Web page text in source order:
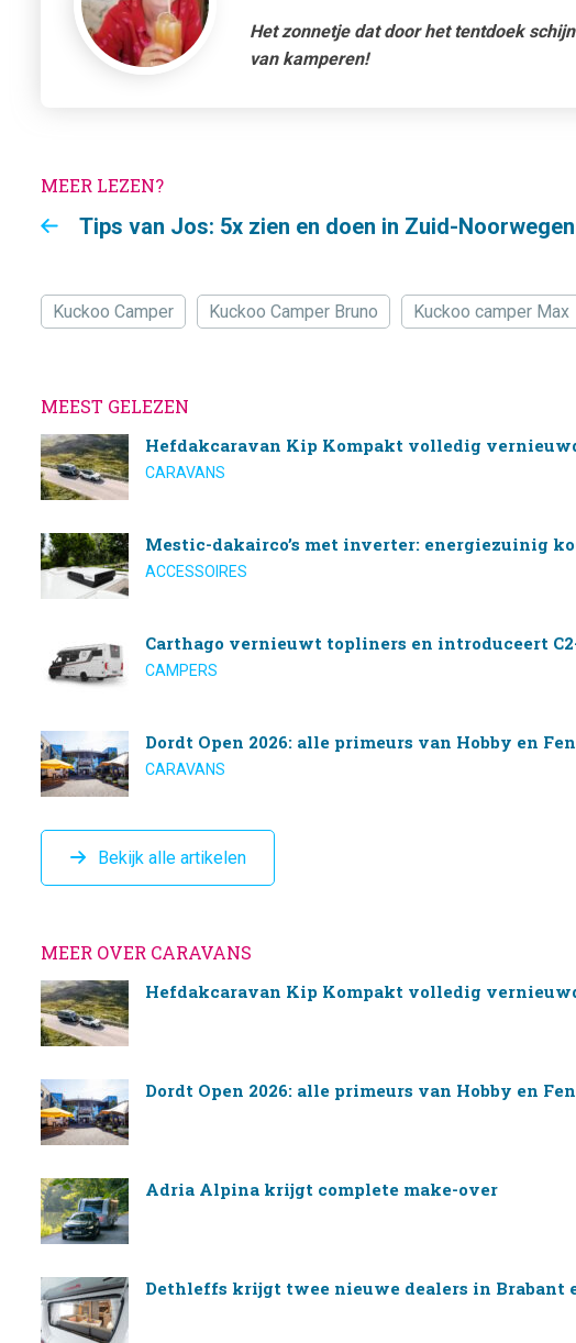
Het zonnetje dat door het tentdoek
van kamperen!
MEER LEZEN?
Tips van Jos: 5x zien en doen in Zuid-Noorwegen
Kuckoo Camper Kuckoo Camper Bruno Kuckoo camper Max
MEEST GELEZEN
Hefdakcaravan Kip Kompakt volledig
CARAVANS
Mestic-dakairco’s met inverter: energiezuinig
ACCESSOIRES
Carthago vernieuwt topliners en introduceert
CAMPERS
Dordt Open 2026: alle primeurs van Hobby en
CARAVANS
Bekijk alle artikelen
MEER OVER CARAVANS
Hefdakcaravan Kip Kompakt volledig
Dordt Open 2026: alle primeurs van Hobby en
Adria Alpina krijgt complete make-over
Dethleffs krijgt twee nieuwe dealers in Brabant